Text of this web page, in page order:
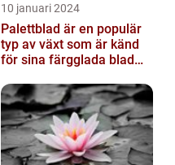
10 januari 2024
Palettblad är en populär
typ av växt som är känd
för sina färgglada blad
egenskaper...